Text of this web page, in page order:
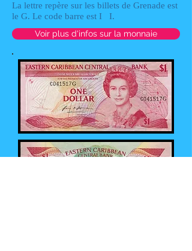
La lettre repère sur les billets de Grenade est
le G. Le code barre est I I.
Voir plus d'infos sur la monnaie